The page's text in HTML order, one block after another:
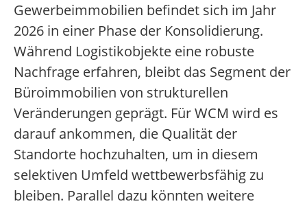
Gewerbeimmobilien befindet sich im Jahr
2026 in einer Phase der Konsolidierung.
Während Logistikobjekte eine robuste
Nachfrage erfahren, bleibt das Segment der
Büroimmobilien von strukturellen
Veränderungen geprägt. Für WCM wird es
darauf ankommen, die Qualität der
Standorte hochzuhalten, um in diesem
selektiven Umfeld wettbewerbsfähig zu
bleiben. Parallel dazu könnten weitere